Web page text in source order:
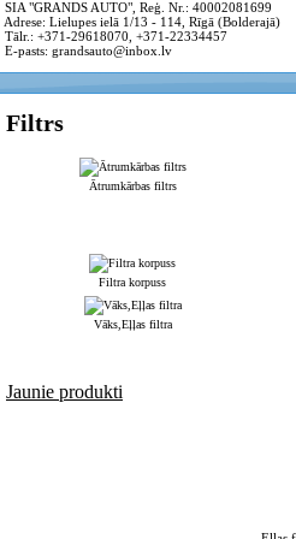
SIA "GRANDS AUTO", Reģ. Nr.: 40002081699
Adrese: Lielupes ielā 1/13 - 114, Rīgā (Bolderajā)
Tālr.: +371-29618070, +371-22334457
E-pasts: grandsauto@inbox.lv
Filtrs
Ātrumkārbas filtrs
Filtra korpuss
Vāks,Eļļas filtra
Jaunie produkti